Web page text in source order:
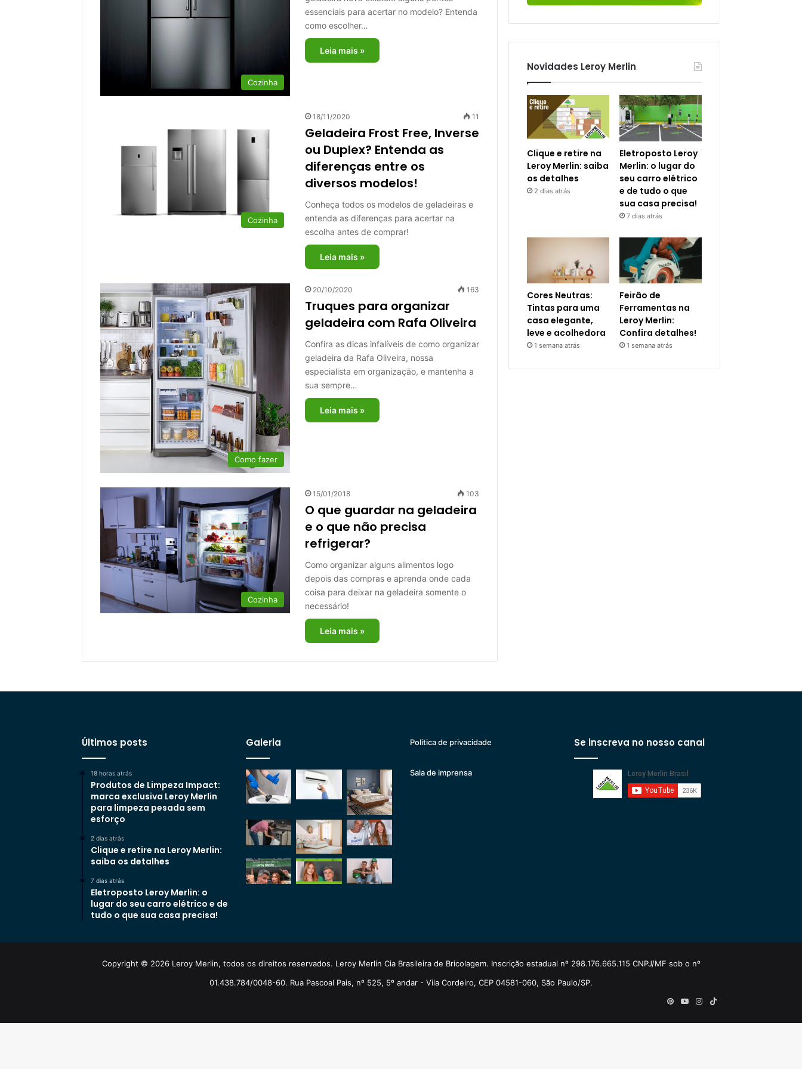
Cozinha
essenciais para acertar no modelo? Entenda
como escolher…
Leia mais »
Cozinha
18/11/2020 11
Geladeira Frost Free, Inverse
ou Duplex? Entenda as
diferenças entre os
diversos modelos!
Conheça todos os modelos de geladeiras e
entenda as diferenças para acertar na
escolha antes de comprar!
Leia mais »
Como fazer
20/10/2020 163
Truques para organizar
geladeira com Rafa Oliveira
Confira as dicas infalíveis de como organizar
geladeira da Rafa Oliveira, nossa
especialista em organização, e mantenha a
sua sempre…
Leia mais »
Cozinha
15/01/2018 103
O que guardar na geladeira
e o que não precisa
refrigerar?
Como organizar alguns alimentos logo
depois das compras e aprenda onde cada
coisa para deixar na geladeira somente o
necessário!
Leia mais »
Novidades Leroy Merlin
Clique e retire na
Leroy Merlin: saiba
os detalhes
2 dias atrás
Eletroposto Leroy
Merlin: o lugar do
seu carro elétrico
e de tudo o que
sua casa precisa!
7 dias atrás
Cores Neutras:
Tintas para uma
casa elegante,
leve e acolhedora
1 semana atrás
Feirão de
Ferramentas na
Leroy Merlin:
Confira detalhes!
1 semana atrás
Últimos posts
18 horas atrás
Produtos de Limpeza Impact:
marca exclusiva Leroy Merlin
para limpeza pesada sem
esforço
2 dias atrás
Clique e retire na Leroy Merlin:
saiba os detalhes
7 dias atrás
Eletroposto Leroy Merlin: o
lugar do seu carro elétrico e de
tudo o que sua casa precisa!
Galeria Politica de privacidade
Sala de imprensa
Se inscreva no nosso canal
Copyright © 2026 Leroy Merlin, todos os direitos reservados. Leroy Merlin Cia Brasileira de Bricolagem. Inscrição estadual nº 298.176.665.115 CNPJ/MF sob o nº
01.438.784/0048-60. Rua Pascoal Pais, nº 525, 5º andar - Vila Cordeiro, CEP 04581-060, São Paulo/SP.
PinterestYouTubeInstagram
TikTok